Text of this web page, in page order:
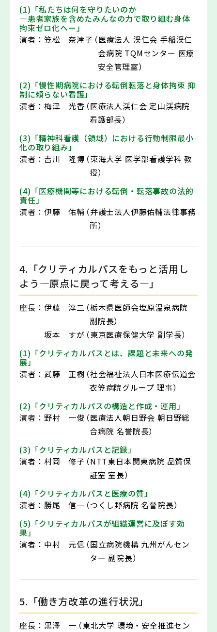
(1)「私たちは何を守りたいのか
―患者家族を含めたみんなの力で取り組む身体
拘束ゼロ化へー」
演者： 笠松 奈津子（医療法人 渓仁会 手稲渓仁
会病院 TQMセンター 医療
安全管理室）
(2)「慢性期病院における転倒転落と身体拘束 抑
制に頼らない看護」
演者： 梅津 光香（医療法人渓仁会 定山渓病院
看護部長）
(3)「精神科看護（領域）における行動制限最小
化の取り組み」
演者： 吉川 隆博（東海大学 医学部看護学科 教
授）
(4)「医療機関等における転倒・転落事故の法的
責任」
演者： 伊藤 佑輔（弁護士法人伊藤佑輔法律事務
所）
4.「クリティカルパスをもっと活用し
よう―原点に戻って考える―」
座長： 伊藤 淳二（栃木県医師会塩原温泉病院
副院長）
坂本 すが（東京医療保健大学 副学長）
(1)「クリティカルパスとは、課題と未来への発
展」
演者： 武藤 正樹（社会福祉法人日本医療伝道会
衣笠病院グループ 理事）
(2)「クリティカルパスの構造と作成・運用」
演者： 野村 一俊（医療法人朝日野会 朝日野総
合病院 名誉院長）
(3)「クリティカルパスと記録」
演者： 村岡 修子（NTT東日本関東病院 品質保
証室 室長）
(4)「クリティカルパスと医療の質」
演者： 勝尾 信一（つくし野病院 名誉院長）
(5)「クリティカルパスが組織運営に及ぼす効
果」
演者： 中村 元信（国立病院機構 九州がんセン
ター 副院長）
5.「働き方改革の進行状況」
座長： 黒澤 一（東北大学 環境・安全推進セン